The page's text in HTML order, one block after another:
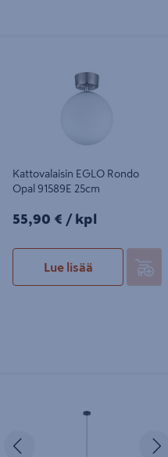
Kattovalaisin EGLO Rondo
Opal 91589E 25cm
55,90€/kpl
55,90 € / kpl
Lue lisää